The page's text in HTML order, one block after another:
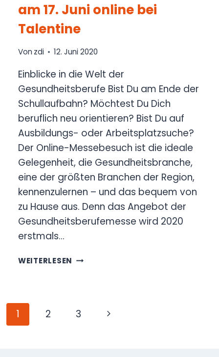
am 17. Juni online bei
Talentine
Von zdi 12. Juni 2020
Einblicke in die Welt der
Gesundheitsberufe Bist Du am Ende der
Schullaufbahn? Möchtest Du Dich
beruflich neu orientieren? Bist Du auf
Ausbildungs- oder Arbeitsplatzsuche?
Der Online-Messebesuch ist die ideale
Gelegenheit, die Gesundheitsbranche,
eine der größten Branchen der Region,
kennenzulernen – und das bequem von
zu Hause aus. Denn das Angebot der
Gesundheitsberufemesse wird 2020
erstmals…
WEITERLESEN GESUNDHEITSBERUFEMESSE
BEI
Seitennavigation
1 2 3
Nächste